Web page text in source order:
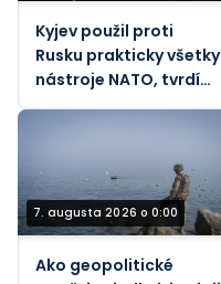
Kyjev použil proti
Rusku prakticky všetky
nástroje NATO, tvrdí
bývalý generál
7. augusta 2026 o 0:00
Ako geopolitické